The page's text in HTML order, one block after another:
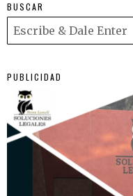
BUSCAR
PUBLICIDAD